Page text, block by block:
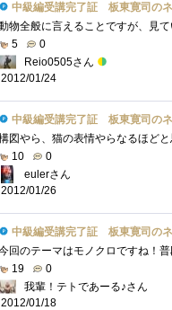
中級編受講完了証 板東寛司のネコカ
5
0
Reio0505さん
2012/01/24
中級編受講完了証 板東寛司のネコカ
10
0
eulerさん
2012/01/26
中級編受講完了証 板東寛司のネコカ
19
0
我輩！テトであーる♪さん
2012/01/18